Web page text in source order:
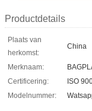
Productdetails
Plaats van
herkomst:
China
Merknaam:
Certificering:
ISO
Modelnummer: